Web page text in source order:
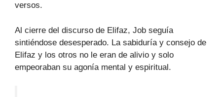
versos.
Al cierre del discurso de Elifaz, Job seguía
sintiéndose desesperado. La sabiduría y consejo de
Elifaz y los otros no le eran de alivio y solo
empeoraban su agonía mental y espiritual.